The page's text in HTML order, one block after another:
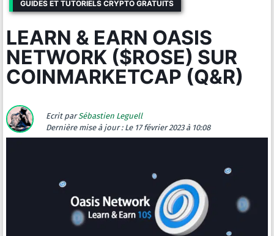
GUIDES ET TUTORIELS CRYPTO GRATUITS
LEARN & EARN OASIS
NETWORK ($ROSE) SUR
COINMARKETCAP (Q&R)
Ecrit parSébastien Leguell
Dernière mise à jour : Le 17 février 2023 à 10:08